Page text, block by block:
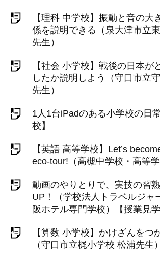
【理科 中学校】振動と音の大
係を説明できる（泉大津市立
先生）
【社会 小学校】戦後の日本が
したか説明しよう（守口市立
先生）
1人1台iPadのある小学校の日
校】
【英語 高等学校】Let’s
eco-tour!（高槻中学校・高等学
動画のやりとりで、実技の習
UP！（学校法人トラベルジ
阪ホテル専門学校）【授業見学
【算数 小学校】かけざんをつ
（守口市立梶小学校 松浦先生）